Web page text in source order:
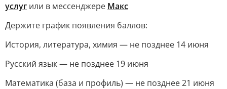
услуг или в мессенджере Макс
Держите график появления баллов:
История, литература, химия — не позднее 14 июня
Русский язык — не позднее 19 июня
Математика (база и профиль) — не позднее 21 июня